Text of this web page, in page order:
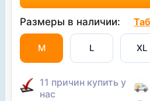
Размеры в наличии:
M L XL
11 причин купить у
нас